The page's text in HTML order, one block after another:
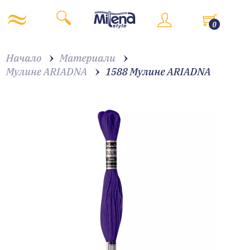
0
Начало
Материали
Мулине ARIADNA
1588 Мулине АRIADNA